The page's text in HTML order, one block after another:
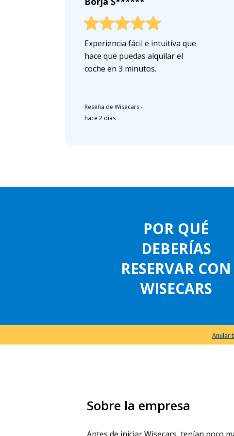
Experiencia fácil e intuitiva que
hace que puedas alquilar el
coche en 3 minutos.
Reseña de Wisecars-
hace 2 días
POR QUÉ
DEBERÍAS
RESERVAR CON
WISECARS
Anular
Sobre la empresa